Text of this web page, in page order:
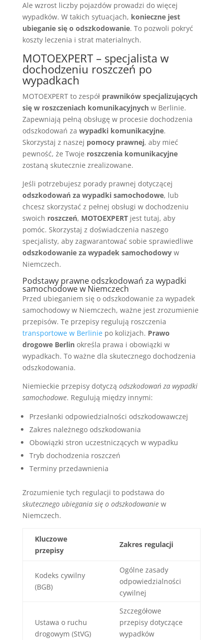
Ale wzrost liczby pojazdów prowadzi do więcej
wypadków. W takich sytuacjach, konieczne jest
ubieganie się o odszkodowanie. To pozwoli pokryć
koszty leczenia i strat materialnych.
MOTOEXPERT – specjalista w
dochodzeniu roszczeń po
wypadkach
MOTOEXPERT to zespół prawników specjalizujących
się w roszczeniach komunikacyjnychw Berlinie.
Zapewniają pełną obsługę w procesie dochodzenia
odszkodowań za wypadki komunikacyjne.
Skorzystaj z naszej pomocy prawnej, aby mieć
pewność, że Twoje roszczenia komunikacyjne
zostaną skutecznie zrealizowane.
Jeśli potrzebujesz porady prawnej dotyczącej
odszkodowań za wypadki samochodowe, lub
chcesz skorzystać z pełnej obsługi w dochodzeniu
swoich roszczeń, MOTOEXPERTjest tutaj, aby
pomóc. Skorzystaj z doświadczenia naszego
specjalisty, aby zagwarantować sobie sprawiedliwe
odszkodowanie za wypadek samochodowyw
Niemczech.
Podstawy prawne odszkodowań za wypadki
samochodowe w Niemczech
Przed ubieganiem się o odszkodowanie za wypadek
samochodowy w Niemczech, ważne jest zrozumienie
przepisów. Te przepisy regulują roszczenia
transportowe w Berliniepo kolizjach. Prawo
drogowe Berlinokreśla prawa i obowiązki w
wypadkach. To ważne dla skutecznego dochodzenia
odszkodowania.
Niemieckie przepisy dotyczą odszkodowań za wypadki
samochodowe. Regulują między innymi:
Przesłanki odpowiedzialności odszkodowawczej
Zakres należnego odszkodowania
Obowiązki stron uczestniczących w wypadku
Tryb dochodzenia roszczeń
Terminy przedawnienia
Zrozumienie tych regulacji to podstawa do
skutecznego ubiegania się o odszkodowaniew
Niemczech.
Kluczowe
przepisy
Zakres regulacji
Kodeks cywilny
(BGB)
Ogólne zasady
odpowiedzialności
cywilnej
Ustawa o ruchu
drogowym (StVG)
Szczegółowe
przepisy dotyczące
wypadków